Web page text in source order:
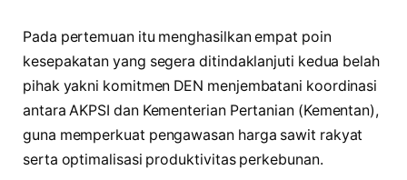
Pada pertemuan itu menghasilkan empat poin
kesepakatan yang segera ditindaklanjuti kedua belah
pihak yakni komitmen DEN menjembatani koordinasi
antara AKPSI dan Kementerian Pertanian (Kementan),
guna memperkuat pengawasan harga sawit rakyat
serta optimalisasi produktivitas perkebunan.